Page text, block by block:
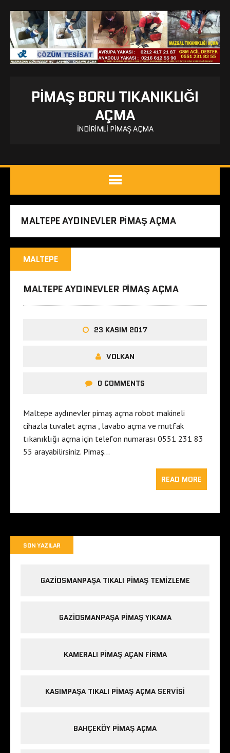
PIMAŞ BORU TIKANIKLIĞI
AÇMA
İNDIRIMLI PIMAŞ AÇMA
MALTEPE AYDINEVLER PIMAŞ AÇMA
MALTEPE
MALTEPE AYDINEVLER PIMAŞ AÇMA
23 KASIM 2017
VOLKAN
0 COMMENTS
Maltepe aydınevler pimaş açma robot makineli
cihazla tuvalet açma , lavabo açma ve mutfak
tıkanıklığı açma için telefon numarası 0551 231 83
55 arayabilirsiniz. Pimaş…
READ MORE
SON YAZILAR
GAZIOSMANPAŞA TIKALI PIMAŞ TEMIZLEME
GAZIOSMANPAŞA PIMAŞ YIKAMA
KAMERALI PIMAŞ AÇAN FIRMA
KASIMPAŞA TIKALI PIMAŞ AÇMA SERVISI
BAHÇEKÖY PIMAŞ AÇMA